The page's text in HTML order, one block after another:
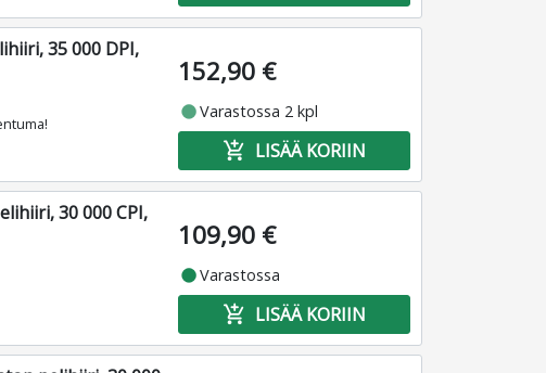
35 000 DPI,
152,90 €
fiber_manual_recordVarastossa 2 kpl
add_shopping_cart LISÄÄ KORIIN
30 000 CPI,
109,90 €
fiber_manual_recordVarastossa
add_shopping_cart LISÄÄ KORIIN